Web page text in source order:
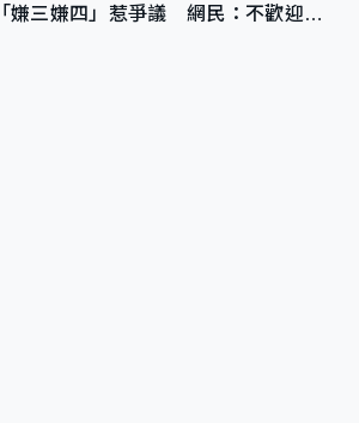
「嫌三嫌四」惹爭議 網民：不歡迎劣